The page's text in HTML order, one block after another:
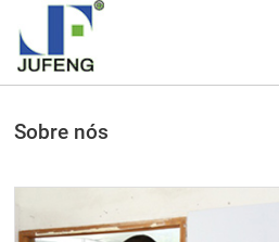
Sobre nós